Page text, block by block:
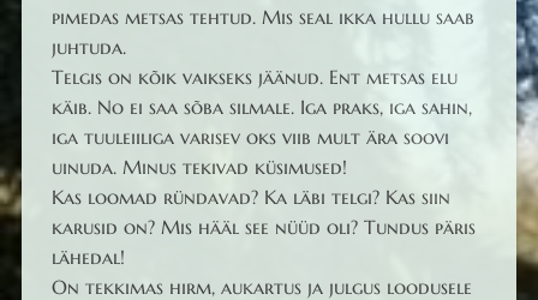
pimedas metsas tehtud. Mis seal ikka hullu saab
juhtuda.
Telgis on kõik vaikseks jäänud. Ent metsas elu
käib. No ei saa sõba silmale. Iga praks, iga sahin,
iga tuuleiiliga varisev oks viib mult ära soovi
uinuda. Minus tekivad küsimused!
Kas loomad ründavad? Ka läbi telgi? Kas siin
karusid on? Mis hääl see nüüd oli? Tundus päris
lähedal!
On tekkimas hirm, aukartus ja julgus loodusele